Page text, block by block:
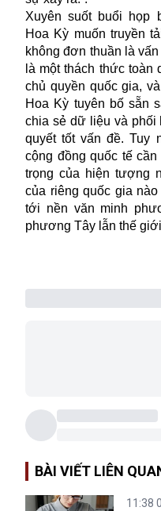
Xuyên suốt buổi họp
Hoa Kỳ muốn truyền
không đơn thuần là
là một thách thức toàn
chủ quyền quốc gia,
Hoa Kỳ tuyên bố sẵn
chia sẻ dữ liệu và phối
quyết tốt vấn đề. Tuy
cộng đồng quốc tế
trọng của hiện tượng
của riêng quốc gia
tới nền văn minh
phương Tây lẫn thế
BÀI VIẾT LIÊN
11:38